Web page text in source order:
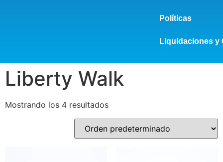
Políticas
Liquidaciones y
Liberty Walk
Mostrando los 4 resultados